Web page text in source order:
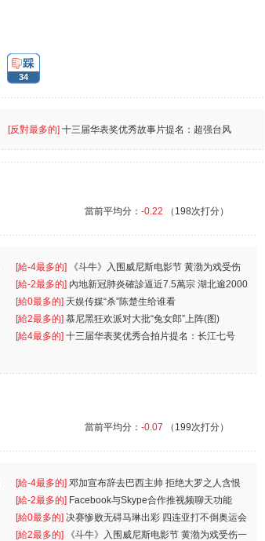
踩:
34
[反對最多的] 十三届华表奖优秀故事片提名：超强台风
當前平均分： -0.22 （198次打分）
[給-4最多的]
《斗牛》入围威尼斯电影节 黄渤为戏受伤
一
[給-2最多的] 內地新冠肺炎確診逼近7.5萬宗 湖北逾2000
人
[給0最多的] 天娱传媒“杀”陈楚生给谁看
[給2最多的] 慕尼黑狂欢派对大批“兔女郎”上阵(图)
[給4最多的] 十三届华表奖优秀合拍片提名：长江七号
當前平均分： -0.07 （199次打分）
[給-4最多的] 邓加宣布辞去巴西主帅 拒绝大罗之人含恨
离
[給-2最多的] Facebook与Skype合作推视频聊天功能
[給0最多的] 决赛惨败无碍马琳出彩 四连亚打不倒奥运会
[給2最多的]
《斗牛》入围威尼斯电影节 黄渤为戏受伤一